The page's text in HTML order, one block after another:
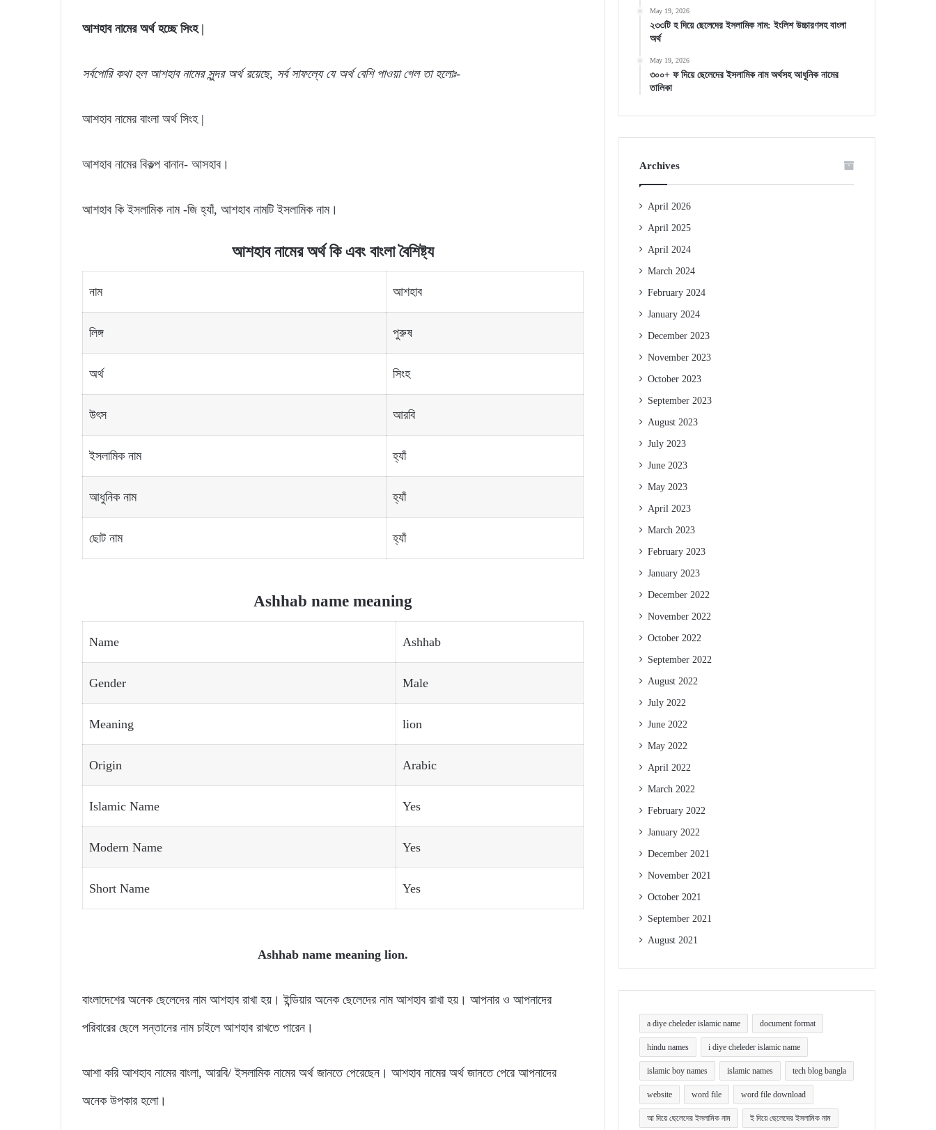
আশহাব নামের অর্থ হচ্ছে সিংহ |
সর্বপোরি কথা হল আশহাব নামের সুন্দর অর্থ রয়েছে, সর্ব সাফল্যে যে অর্থ বেশি পাওয়া গেল তা হলোঃ-
আশহাব নামের বাংলা অর্থ সিংহ |
আশহাব নামের বিকল্প বানান- আসহাব।
আশহাব কি ইসলামিক নাম -জি হ্যাঁ, আশহাব নামটি ইসলামিক নাম।
আশহাব নামের অর্থকি এবং বাংলা বৈশিষ্ট্য
নাম আশহাব
লিঙ্গ পুরুষ
অর্থ সিংহ
উৎস আরবি
ইসলামিক নাম হ্যাঁ
আধুনিক নাম হ্যাঁ
ছোট নাম হ্যাঁ
Ashhab name meaning
Name Ashhab
Gender Male
Meaning lion
Origin Arabic
Islamic Name Yes
Modern Name Yes
Short Name Yes
Ashhab name meaning lion.
বাংলাদেশের অনেক ছেলেদের নাম আশহাব রাখা হয়। ইন্ডিয়ার অনেক ছেলেদের নাম আশহাব রাখা হয়। আপনার ও আপনাদের
পরিবারের ছেলে সন্তানের নাম চাইলে আশহাব রাখতে পারেন।
আশা করি আশহাব নামের বাংলা, আরবি/ ইসলামিক নামের অর্থ জানতে পেরেছেন। আশহাব নামের অর্থ জানতে পেরে আপনাদের
অনেক উপকার হলো।
May 19, 2026
২৩৩টি হ দিয়ে ছেলেদের ইসলামিক নাম: ইংলিশ উচ্চারণসহ বাংলা
অর্থ
May 19, 2026
৩০০+ ফ দিয়ে ছেলেদের ইসলামিক নাম অর্থসহ আধুনিক নামের
তালিকা
Archives
April 2026
April 2025
April 2024
March 2024
February 2024
January 2024
December 2023
November 2023
October 2023
September 2023
August 2023
July 2023
June 2023
May 2023
April 2023
March 2023
February 2023
January 2023
December 2022
November 2022
October 2022
September 2022
August 2022
July 2022
June 2022
May 2022
April 2022
March 2022
February 2022
January 2022
December 2021
November 2021
October 2021
September 2021
August 2021
a diye cheleder islamic name document format
hindu names i diye cheleder islamic name
islamic boy names islamic names tech blog bangla
website word file word file download
আ দিয়ে ছেলেদের ইসলামিক নাম ই দিয়ে ছেলেদের ইসলামিক নাম